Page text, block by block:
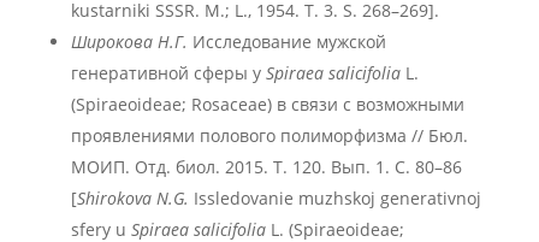
kustarniki SSSR. M.; L., 1954. T. 3. S. 268–269].
Широкова Н.Г. Исследование мужской
генеративной сферы у Spiraea salicifolia L.
(Spiraeoideae; Rosaceae) в связи с возможными
проявлениями полового полиморфизма // Бюл.
МОИП. Отд. биол. 2015. Т. 120. Вып. 1. С. 80–86
[Shirokova N.G. Issledovanie muzhskoj generativnoj
sfery u Spiraea salicifoliaL. (Spiraeoideae;